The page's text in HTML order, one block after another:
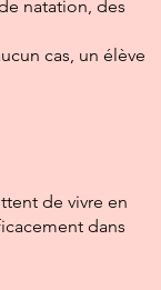
natation, des
cas, un élève
de vivre en
dans